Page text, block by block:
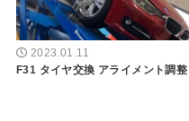
2023.01.11
F31 タイヤ交換 アライメント調整